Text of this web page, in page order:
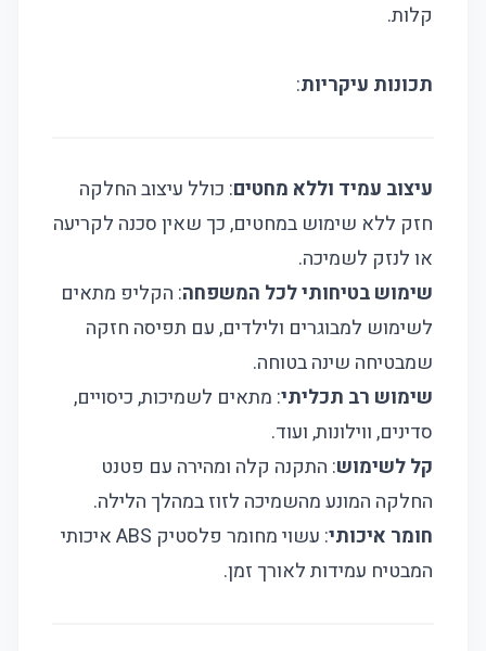
קלות.
תכונות עיקריות:
עיצוב עמיד וללא מחטים: כולל עיצוב החלקה
חזק ללא שימוש במחטים, כך שאין סכנה לקריעה
או לנזק לשמיכה.
שימוש בטיחותי לכל המשפחה: הקליפ מתאים
לשימוש למבוגרים ולילדים, עם תפיסה חזקה
שמבטיחה שינה בטוחה.
שימוש רב תכליתי: מתאים לשמיכות, כיסויים,
סדינים, ווילונות, ועוד.
קל לשימוש: התקנה קלה ומהירה עם פטנט
החלקה המונע מהשמיכה לזוז במהלך הלילה.
חומר איכותי
: עשוי מחומר פלסטיק ABS איכותי
המבטיח עמידות לאורך זמן.